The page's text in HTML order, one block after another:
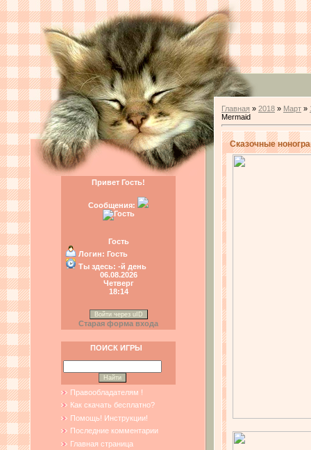
Привет Гость!
Сообщения:
Гость
Логин: Гость
Ты здесь: -й день
06.08.2026
Четверг
18:14
Войти через uID
Старая форма входа
ПОИСК ИГРЫ
Правообладателям !
Как скачать бесплатно?
Помощь! Инструкции!
Последние комментарии
Главная страница
Главная » 2018 » Март »
Mermaid
Сказочные